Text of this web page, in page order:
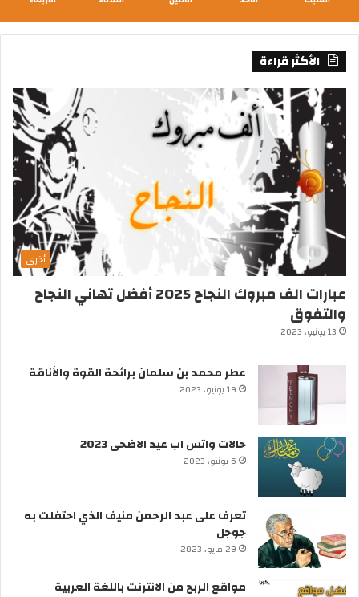
الأكثر قراءة
أخرى
عبارات الف مبروك النجاح 2025 أفضل تهاني النجاح
والتفوق
13 يونيو، 2023
عطر محمد بن سلمان برائحة القوة والأناقة
19 يونيو، 2023
حالات واتس اب عيد الاضحى 2023
6 يونيو، 2023
تعرف على عبد الرحمن منيف الذي احتفلت به
جوجل
29 مايو، 2023
مواقع الربح من الانترنت باللغة العربية